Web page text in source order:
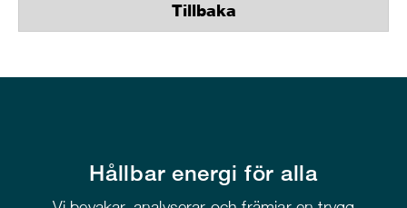
Tillbaka
Hållbar energi för alla